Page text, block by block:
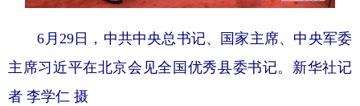
6月29日，中共中央总书记、国家主席、中央军委
主席习近平在北京会见全国优秀县委书记。新华社记
者 李学仁 摄